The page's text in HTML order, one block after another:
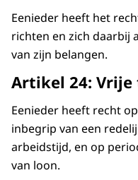
Eenieder heeft het
richten en zich daarbij
van zijn belangen.
Artikel 24:
Eenieder heeft recht
inbegrip van een
arbeidstijd, en op
van loon.